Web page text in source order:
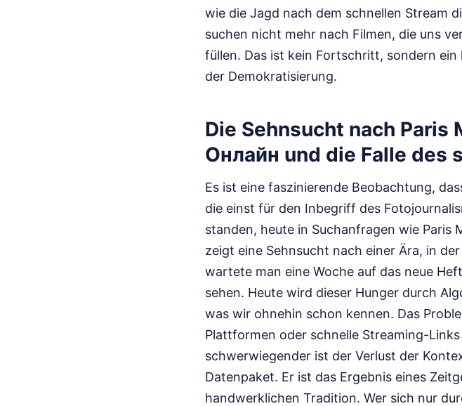
wie die Jagd nach dem schnellen Stream
suchen nicht mehr nach Filmen, die uns
füllen. Das ist kein Fortschritt, sondern
der Demokratisierung.
Die Sehnsucht nach Paris
Онлайн und die Falle des
Es ist eine faszinierende Beobachtung,
die einst für den Inbegriff des
standen, heute in Suchanfragen wie
zeigt eine Sehnsucht nach einer Ära, in
wartete man eine Woche auf das neue
sehen. Heute wird dieser Hunger durch
was wir ohnehin schon kennen. Das
Plattformen oder schnelle Streaming-
schwerwiegender ist der Verlust der
Datenpaket. Er ist das Ergebnis eines
handwerklichen Tradition. Wer sich nur